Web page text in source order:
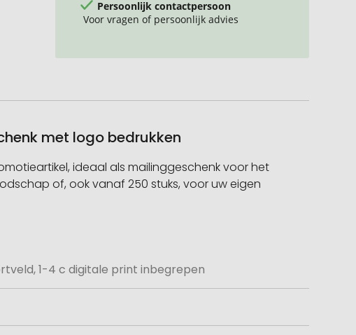
Persoonlijk contactpersoon
Voor vragen of persoonlijk advies
met logo bedrukken
ideaal als mailinggeschenk voor het
of, ook vanaf 250 stuks, voor uw eigen
1-4 c digitale print inbegrepen